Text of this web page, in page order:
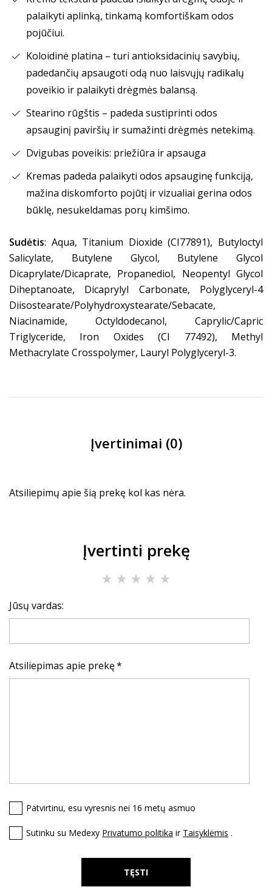
palaikyti aplinką, tinkamą komfortiškam odos
pojūčiui.
Koloidinė platina – turi antioksidacinių savybių,
padedančių apsaugoti odą nuo laisvųjų radikalų
poveikio ir palaikyti drėgmės balansą.
Stearino rūgštis – padeda sustiprinti odos
apsauginį paviršių ir sumažinti drėgmės netekimą.
Dvigubas poveikis: priežiūra ir apsauga
Kremas padeda palaikyti odos apsauginę funkciją,
mažina diskomforto pojūtį ir vizualiai gerina odos
būklę, nesukeldamas porų kimšimo.
Sudėtis: Aqua, Titanium Dioxide (CI77891), Butyloctyl
Salicylate, Butylene Glycol, Butylene Glycol
Dicaprylate/Dicaprate, Propanediol, Neopentyl Glycol
Diheptanoate, Dicaprylyl Carbonate, Polyglyceryl-4
Diisostearate/Polyhydroxystearate/Sebacate,
Niacinamide, Octyldodecanol, Caprylic/Capric
Triglyceride, Iron Oxides (CI 77492), Methyl
Methacrylate Crosspolymer, Lauryl Polyglyceryl-3.
Įvertinimai (0)
Atsiliepimų apie šią prekę kol kas nėra.
Įvertinti prekę
Jūsų vardas:
Atsiliepimas apie prekę
Patvirtinu, esu vyresnis nei 16 metų asmuo
Sutinku su Medexy Privatumo politika ir Taisyklėmis .
TĘSTI